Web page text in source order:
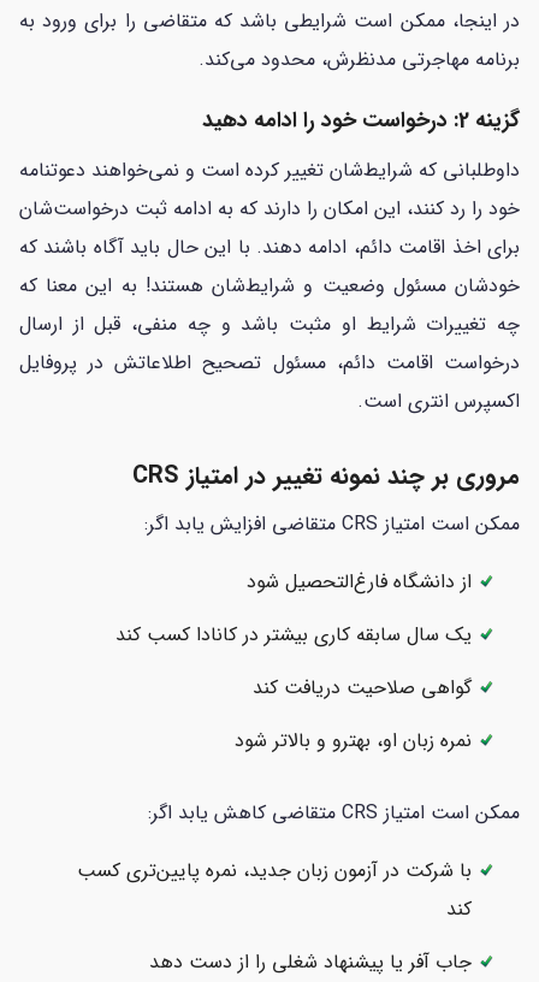
در اینجا، ممکن است شرایطی باشد که متقاضی را برای ورود به
برنامه مهاجرتی مدنظرش، محدود می‌کند.
گزینه 2: درخواست خود را ادامه دهید
داوطلبانی که شرایط‌شان تغییر کرده است و نمی‌خواهند دعوتنامه
خود را رد کنند، این امکان را دارند که به ادامه ثبت درخواست‌شان
برای اخذ اقامت دائم، ادامه دهند. با این حال باید آگاه باشند که
خودشان مسئول وضعیت و شرایط‌شان هستند! به این معنا که
چه تغییرات شرایط او مثبت باشد و چه منفی، قبل از ارسال
درخواست اقامت دائم، مسئول تصحیح اطلاعاتش در پروفایل
اکسپرس انتری است.
مروری بر چند نمونه تغییر در امتیاز CRS
ممکن است امتیاز CRS متقاضی افزایش یابد اگر:
از دانشگاه فارغ‌التحصیل شود
یک سال سابقه کاری بیشتر در کانادا کسب کند
گواهی صلاحیت دریافت کند
نمره زبان او، بهترو و بالاتر شود
ممکن است امتیاز CRS متقاضی کاهش یابد اگر:
با شرکت در آزمون زبان جدید، نمره پایین‌تری کسب
کند
جاب آفر یا پیشنهاد شغلی را از دست دهد